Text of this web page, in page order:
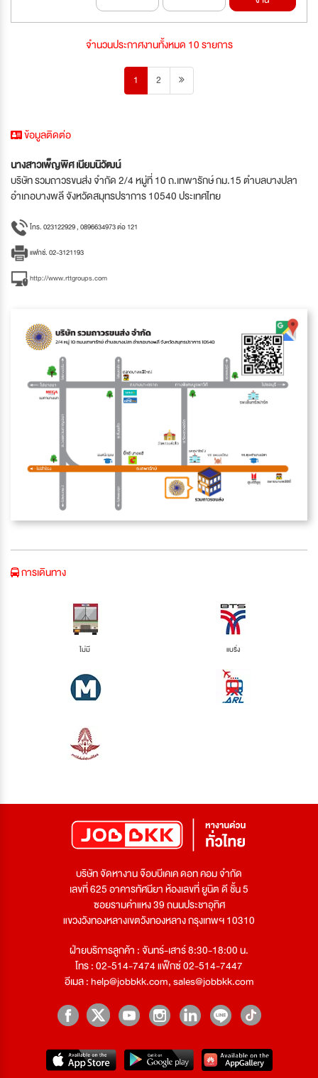
จำนวนประกาศงานทั้งหมด 10 รายการ
1 2
ข้อมูลติดต่อ
นางสาวเพ็ญพิศ เนียมนิวัฒน์
บริษัท รวมถาวรขนส่ง จำกัด 2/4 หมู่ที่ 10 ถ.เทพารักษ์ กม.15 ตำบลบางปลา
อำเภอบางพลี จังหวัดสมุทรปราการ 10540 ประเทศไทย
โทร. 023122929 , 0896634973 ต่อ 121
แฟกซ์. 02-3121193
http://www.rttgroups.com
การเดินทาง
ไม่มี แบริ่ง
บริษัท จัดหางาน จ๊อบบีเคเค ดอท คอม จำกัด
เลขที่ 625 อาคารทัศนียา ห้องเลขที่ ยูนิต ดี ชั้น 5
ซอยรามคำแหง 39 ถนนประชาอุทิศ
แขวงวังทองหลางเขตวังทองหลาง กรุงเทพฯ 10310
ฝ่ายบริการลูกค้า : จันทร์-เสาร์ 8:30-18:00 น.
โทร : 02-514-7474 แฟ็กซ์ 02-514-7447
อีเมล :help@jobbkk.com,sales@jobbkk.com